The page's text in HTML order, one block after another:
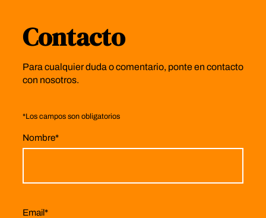
Contacto
Para cualquier duda o comentario, ponte en contacto
con nosotros.
*Los campos son obligatorios
Nombre*
Email*